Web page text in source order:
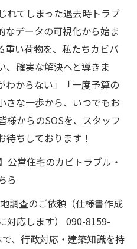
れてしまった退去時トラブ
なデータの可視化から始ま
重い荷物を、私たちカビバ
、確実な解決へと導きま
わからない」「一度予算の
さな一歩から、いつでもお
様からのSOSを、スタッフ
待ちしております！
公営住宅のカビトラブル・
ら
調査のご依頼（仕様書作成
対応します） 090-8159-
、行政対応・建築知識を持